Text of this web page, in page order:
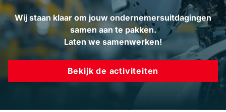
Wij staan klaar om jouw ondernemersuitdagingen
samen aan te pakken.
Laten we samenwerken!
Bekijk de activiteiten